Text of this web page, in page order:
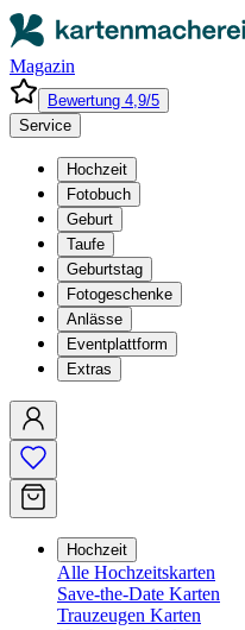
Magazin
Bewertung 4,9/5
Service
Hochzeit
Fotobuch
Geburt
Taufe
Geburtstag
Fotogeschenke
Anlässe
Eventplattform
Extras
Hochzeit
Alle Hochzeitskarten
Save-the-Date Karten
Trauzeugen Karten